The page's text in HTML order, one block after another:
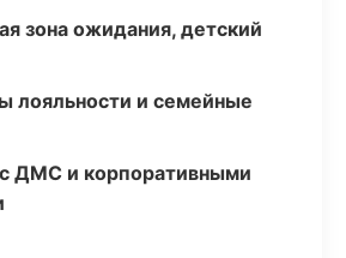
зона ожидания, детский
лояльности и семейные
ДМС и корпоративными